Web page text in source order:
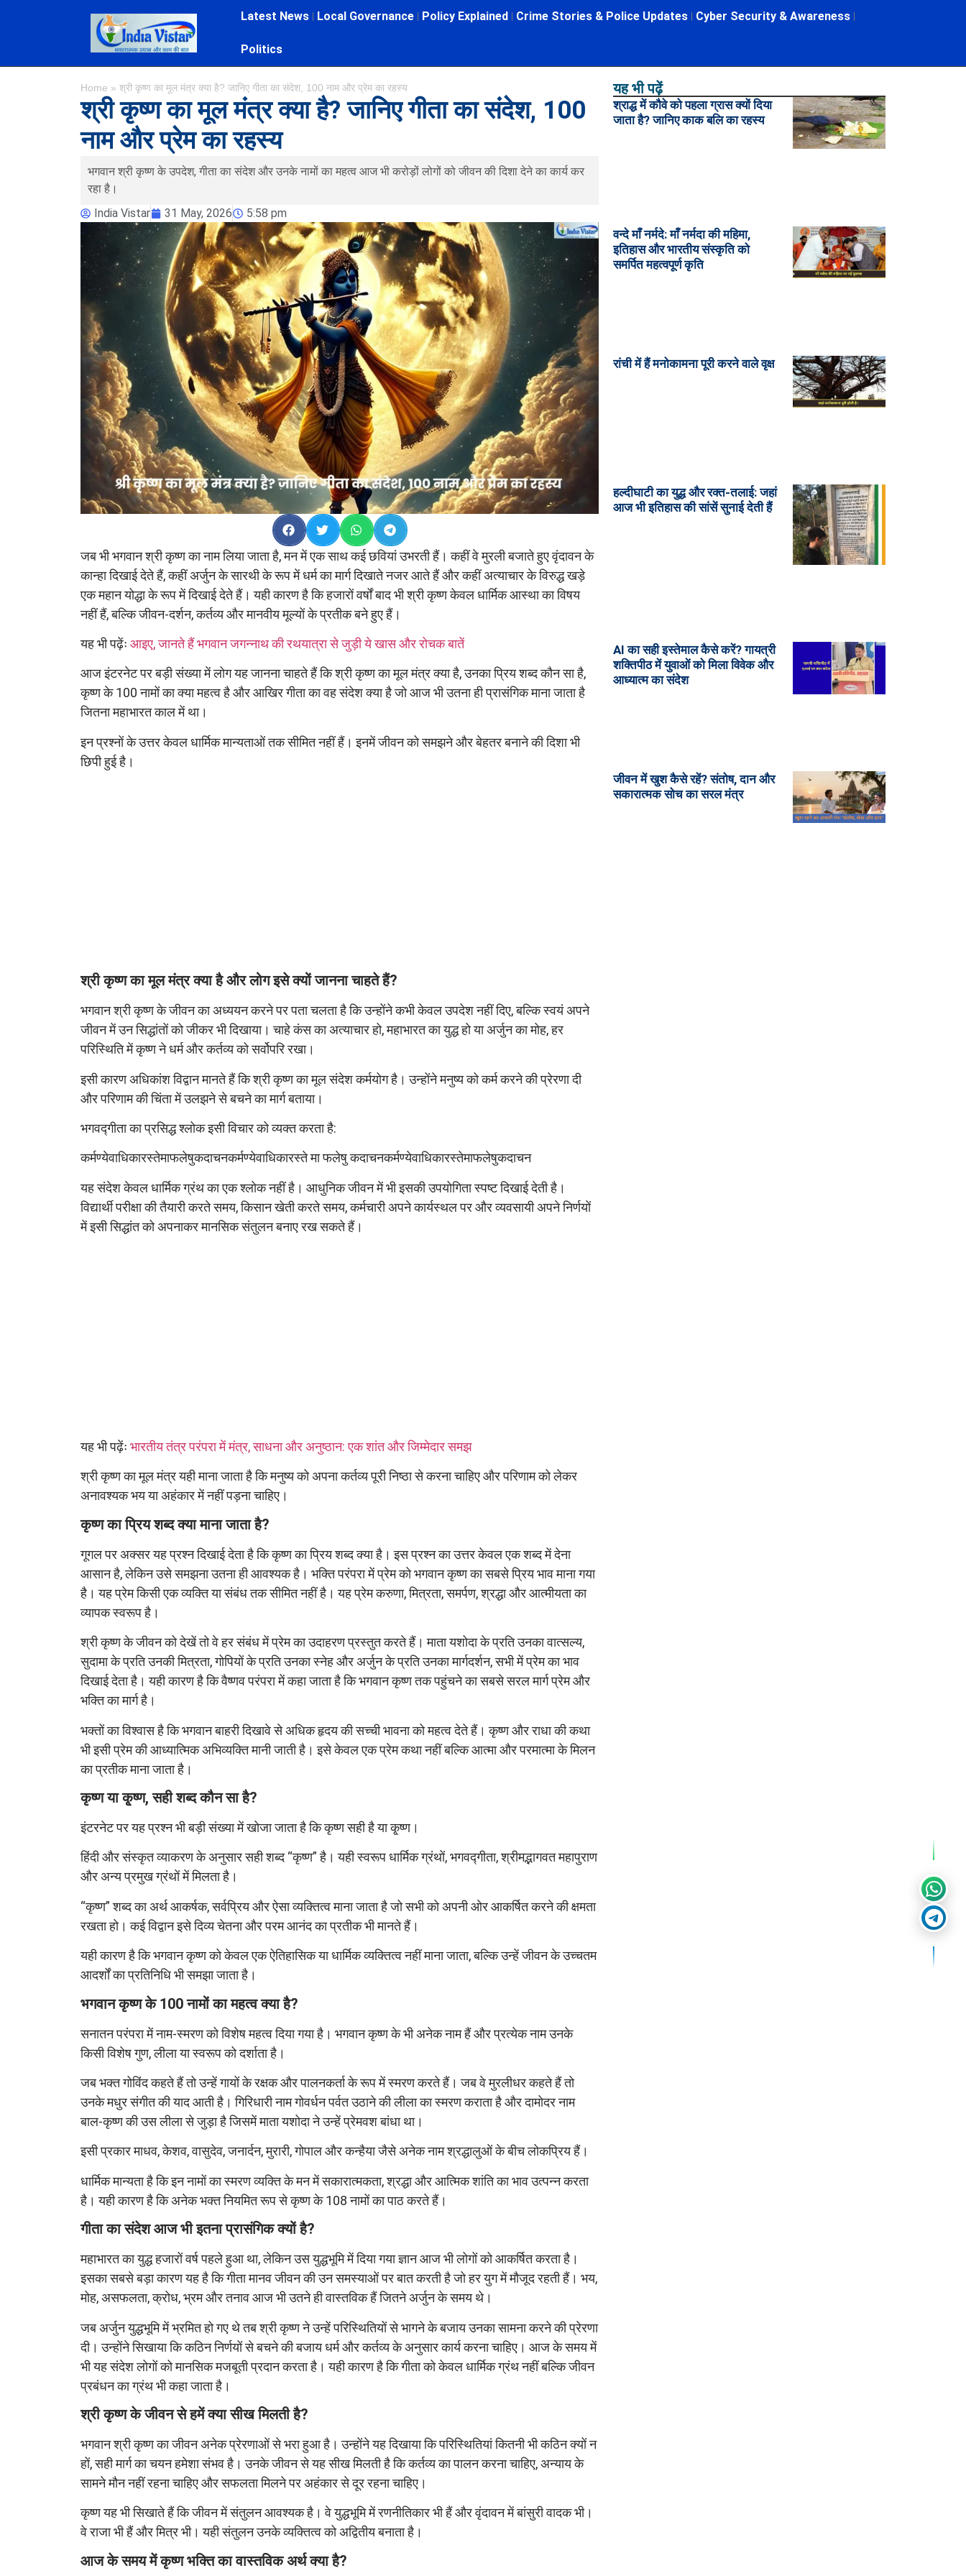
Latest News Local Governance Policy Explained Crime Stories & Police Updates Cyber Security & Awareness
Politics
Home » श्री कृष्ण का मूल मंत्र क्या है? जानिए गीता का संदेश, 100 नाम और प्रेम का रहस्य
श्री कृष्ण का मूल मंत्र क्या है? जानिए गीता का संदेश, 100
नाम और प्रेम का रहस्य
भगवान श्री कृष्ण के उपदेश, गीता का संदेश और उनके नामों का महत्व आज भी करोड़ों लोगों को जीवन की दिशा देने का कार्य कर
रहा है।
India Vistar
31 May, 2026 5:58 pm
जब भी भगवान श्री कृष्ण का नाम लिया जाता है, मन में एक साथ कई छवियां उभरती हैं। कहीं वे मुरली बजाते हुए वृंदावन के
कान्हा दिखाई देते हैं, कहीं अर्जुन के सारथी के रूप में धर्म का मार्ग दिखाते नजर आते हैं और कहीं अत्याचार के विरुद्ध खड़े
एक महान योद्धा के रूप में दिखाई देते हैं। यही कारण है कि हजारों वर्षों बाद भी श्री कृष्ण केवल धार्मिक आस्था का विषय
नहीं हैं, बल्कि जीवन-दर्शन, कर्तव्य और मानवीय मूल्यों के प्रतीक बने हुए हैं।
यह भी पढ़ेंः आइए, जानते हैं भगवान जगन्नाथ की रथयात्रा से जुड़ी ये खास और रोचक बातें
आज इंटरनेट पर बड़ी संख्या में लोग यह जानना चाहते हैं कि श्री कृष्ण का मूल मंत्र क्या है, उनका प्रिय शब्द कौन सा है,
कृष्ण के 100 नामों का क्या महत्व है और आखिर गीता का वह संदेश क्या है जो आज भी उतना ही प्रासंगिक माना जाता है
जितना महाभारत काल में था।
इन प्रश्नों के उत्तर केवल धार्मिक मान्यताओं तक सीमित नहीं हैं। इनमें जीवन को समझने और बेहतर बनाने की दिशा भी
छिपी हुई है।
श्री कृष्ण का मूल मंत्र क्या है और लोग इसे क्यों जानना चाहते हैं?
भगवान श्री कृष्ण के जीवन का अध्ययन करने पर पता चलता है कि उन्होंने कभी केवल उपदेश नहीं दिए, बल्कि स्वयं अपने
जीवन में उन सिद्धांतों को जीकर भी दिखाया। चाहे कंस का अत्याचार हो, महाभारत का युद्ध हो या अर्जुन का मोह, हर
परिस्थिति में कृष्ण ने धर्म और कर्तव्य को सर्वोपरि रखा।
इसी कारण अधिकांश विद्वान मानते हैं कि श्री कृष्ण का मूल संदेश कर्मयोग है। उन्होंने मनुष्य को कर्म करने की प्रेरणा दी
और परिणाम की चिंता में उलझने से बचने का मार्ग बताया।
भगवद्गीता का प्रसिद्ध श्लोक इसी विचार को व्यक्त करता है:
कर्मण्येवाधिकारस्तेमाफलेषुकदाचनकर्मण्येवाधिकारस्ते मा फलेषु कदाचनकर्मण्येवाधिकारस्तेमाफलेषुकदाचन
यह संदेश केवल धार्मिक ग्रंथ का एक श्लोक नहीं है। आधुनिक जीवन में भी इसकी उपयोगिता स्पष्ट दिखाई देती है।
विद्यार्थी परीक्षा की तैयारी करते समय, किसान खेती करते समय, कर्मचारी अपने कार्यस्थल पर और व्यवसायी अपने निर्णयों
में इसी सिद्धांत को अपनाकर मानसिक संतुलन बनाए रख सकते हैं।
यह भी पढ़ेंः भारतीय तंत्र परंपरा में मंत्र, साधना और अनुष्ठान: एक शांत और जिम्मेदार समझ
श्री कृष्ण का मूल मंत्र यही माना जाता है कि मनुष्य को अपना कर्तव्य पूरी निष्ठा से करना चाहिए और परिणाम को लेकर
अनावश्यक भय या अहंकार में नहीं पड़ना चाहिए।
कृष्ण का प्रिय शब्द क्या माना जाता है?
गूगल पर अक्सर यह प्रश्न दिखाई देता है कि कृष्ण का प्रिय शब्द क्या है। इस प्रश्न का उत्तर केवल एक शब्द में देना
आसान है, लेकिन उसे समझना उतना ही आवश्यक है। भक्ति परंपरा में प्रेम को भगवान कृष्ण का सबसे प्रिय भाव माना गया
है। यह प्रेम किसी एक व्यक्ति या संबंध तक सीमित नहीं है। यह प्रेम करुणा, मित्रता, समर्पण, श्रद्धा और आत्मीयता का
व्यापक स्वरूप है।
श्री कृष्ण के जीवन को देखें तो वे हर संबंध में प्रेम का उदाहरण प्रस्तुत करते हैं। माता यशोदा के प्रति उनका वात्सल्य,
सुदामा के प्रति उनकी मित्रता, गोपियों के प्रति उनका स्नेह और अर्जुन के प्रति उनका मार्गदर्शन, सभी में प्रेम का भाव
दिखाई देता है। यही कारण है कि वैष्णव परंपरा में कहा जाता है कि भगवान कृष्ण तक पहुंचने का सबसे सरल मार्ग प्रेम और
भक्ति का मार्ग है।
भक्तों का विश्वास है कि भगवान बाहरी दिखावे से अधिक हृदय की सच्ची भावना को महत्व देते हैं। कृष्ण और राधा की कथा
भी इसी प्रेम की आध्यात्मिक अभिव्यक्ति मानी जाती है। इसे केवल एक प्रेम कथा नहीं बल्कि आत्मा और परमात्मा के मिलन
का प्रतीक माना जाता है।
कृष्ण या कृ्ष्ण, सही शब्द कौन सा है?
इंटरनेट पर यह प्रश्न भी बड़ी संख्या में खोजा जाता है कि कृष्ण सही है या कृ्ष्ण।
हिंदी और संस्कृत व्याकरण के अनुसार सही शब्द “कृष्ण” है। यही स्वरूप धार्मिक ग्रंथों, भगवद्गीता, श्रीमद्भागवत महापुराण
और अन्य प्रमुख ग्रंथों में मिलता है।
“कृष्ण” शब्द का अर्थ आकर्षक, सर्वप्रिय और ऐसा व्यक्तित्व माना जाता है जो सभी को अपनी ओर आकर्षित करने की क्षमता
रखता हो। कई विद्वान इसे दिव्य चेतना और परम आनंद का प्रतीक भी मानते हैं।
यही कारण है कि भगवान कृष्ण को केवल एक ऐतिहासिक या धार्मिक व्यक्तित्व नहीं माना जाता, बल्कि उन्हें जीवन के उच्चतम
आदर्शों का प्रतिनिधि भी समझा जाता है।
भगवान कृष्ण के 100 नामों का महत्व क्या है?
सनातन परंपरा में नाम-स्मरण को विशेष महत्व दिया गया है। भगवान कृष्ण के भी अनेक नाम हैं और प्रत्येक नाम उनके
किसी विशेष गुण, लीला या स्वरूप को दर्शाता है।
जब भक्त गोविंद कहते हैं तो उन्हें गायों के रक्षक और पालनकर्ता के रूप में स्मरण करते हैं। जब वे मुरलीधर कहते हैं तो
उनके मधुर संगीत की याद आती है। गिरिधारी नाम गोवर्धन पर्वत उठाने की लीला का स्मरण कराता है और दामोदर नाम
बाल-कृष्ण की उस लीला से जुड़ा है जिसमें माता यशोदा ने उन्हें प्रेमवश बांधा था।
इसी प्रकार माधव, केशव, वासुदेव, जनार्दन, मुरारी, गोपाल और कन्हैया जैसे अनेक नाम श्रद्धालुओं के बीच लोकप्रिय हैं।
धार्मिक मान्यता है कि इन नामों का स्मरण व्यक्ति के मन में सकारात्मकता, श्रद्धा और आत्मिक शांति का भाव उत्पन्न करता
है। यही कारण है कि अनेक भक्त नियमित रूप से कृष्ण के 108 नामों का पाठ करते हैं।
गीता का संदेश आज भी इतना प्रासंगिक क्यों है?
महाभारत का युद्ध हजारों वर्ष पहले हुआ था, लेकिन उस युद्धभूमि में दिया गया ज्ञान आज भी लोगों को आकर्षित करता है।
इसका सबसे बड़ा कारण यह है कि गीता मानव जीवन की उन समस्याओं पर बात करती है जो हर युग में मौजूद रहती हैं। भय,
मोह, असफलता, क्रोध, भ्रम और तनाव आज भी उतने ही वास्तविक हैं जितने अर्जुन के समय थे।
जब अर्जुन युद्धभूमि में भ्रमित हो गए थे तब श्री कृष्ण ने उन्हें परिस्थितियों से भागने के बजाय उनका सामना करने की प्रेरणा
दी। उन्होंने सिखाया कि कठिन निर्णयों से बचने की बजाय धर्म और कर्तव्य के अनुसार कार्य करना चाहिए। आज के समय में
भी यह संदेश लोगों को मानसिक मजबूती प्रदान करता है। यही कारण है कि गीता को केवल धार्मिक ग्रंथ नहीं बल्कि जीवन
प्रबंधन का ग्रंथ भी कहा जाता है।
श्री कृष्ण के जीवन से हमें क्या सीख मिलती है?
भगवान श्री कृष्ण का जीवन अनेक प्रेरणाओं से भरा हुआ है। उन्होंने यह दिखाया कि परिस्थितियां कितनी भी कठिन क्यों न
हों, सही मार्ग का चयन हमेशा संभव है। उनके जीवन से यह सीख मिलती है कि कर्तव्य का पालन करना चाहिए, अन्याय के
सामने मौन नहीं रहना चाहिए और सफलता मिलने पर अहंकार से दूर रहना चाहिए।
कृष्ण यह भी सिखाते हैं कि जीवन में संतुलन आवश्यक है। वे युद्धभूमि में रणनीतिकार भी हैं और वृंदावन में बांसुरी वादक भी।
वे राजा भी हैं और मित्र भी। यही संतुलन उनके व्यक्तित्व को अद्वितीय बनाता है।
आज के समय में कृष्ण भक्ति का वास्तविक अर्थ क्या है?
यह भी पढ़ें
श्राद्ध में कौवे को पहला ग्रास क्यों दिया
जाता है? जानिए काक बलि का रहस्य
वन्दे माँ नर्मदे: माँ नर्मदा की महिमा,
इतिहास और भारतीय संस्कृति को
समर्पित महत्वपूर्ण कृति
रांची में हैं मनोकामना पूरी करने वाले वृक्ष
हल्दीघाटी का युद्ध और रक्त-तलाई: जहां
आज भी इतिहास की सांसें सुनाई देती हैं
AI का सही इस्तेमाल कैसे करें? गायत्री
शक्तिपीठ में युवाओं को मिला विवेक और
आध्यात्म का संदेश
जीवन में खुश कैसे रहें? संतोष, दान और
सकारात्मक सोच का सरल मंत्र